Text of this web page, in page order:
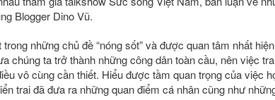
Blogger Dino Vũ.
những chủ đề “nóng sốt” và được quan tâm nhất
chúng ta trở thành những công dân toàn cầu, nên việc
vô cùng cần thiết. Hiểu được tầm quan trọng của việc
trai đã đưa ra những quan điểm cá nhân cũng như